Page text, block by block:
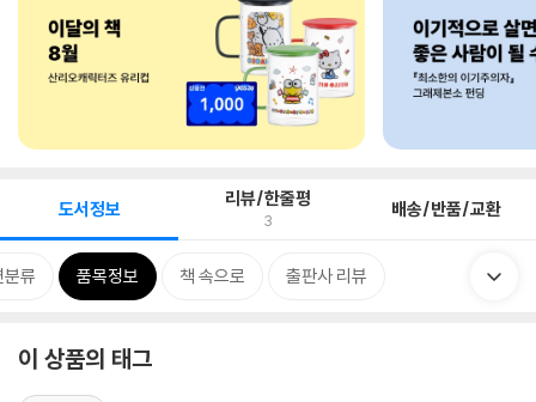
도서정보 리뷰/한줄평
3 배송/반품/교환
분류 품목정보 책 속으로 출판사 리뷰
이 상품의 태그